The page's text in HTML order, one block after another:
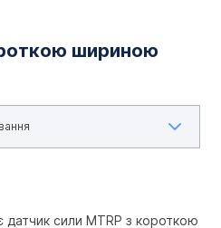
шириною
датчик сили MTRP з короткою